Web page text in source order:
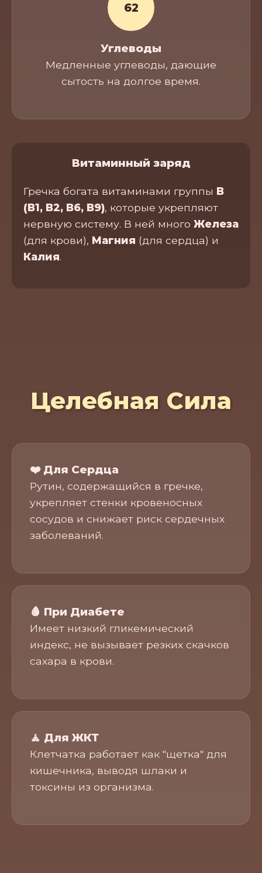
62
Углеводы
Медленные углеводы, дающие
сытость на долгое время.
Витаминный заряд
Гречка богата витаминами группы B
(B1, B2, B6, B9), которые укрепляют
нервную систему. В ней много Железа
(для крови), Магния (для сердца) и
Калия.
Целебная Сила
❤️ Для Сердца
Рутин, содержащийся в гречке,
укрепляет стенки кровеносных
сосудов и снижает риск сердечных
заболеваний.
🩸 При Диабете
Имеет низкий гликемический
индекс, не вызывает резких скачков
сахара в крови.
🧘 Для ЖКТ
Клетчатка работает как "щетка" для
кишечника, выводя шлаки и
токсины из организма.